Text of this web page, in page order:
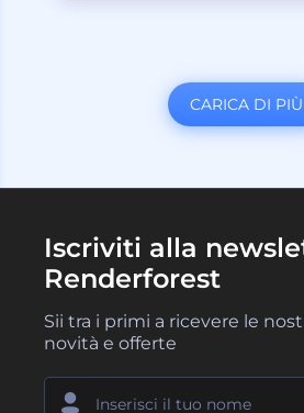
CARICA DI PIÙ
Iscriviti alla
Renderforest
Sii tra i primi a ricevere le
novità e offerte